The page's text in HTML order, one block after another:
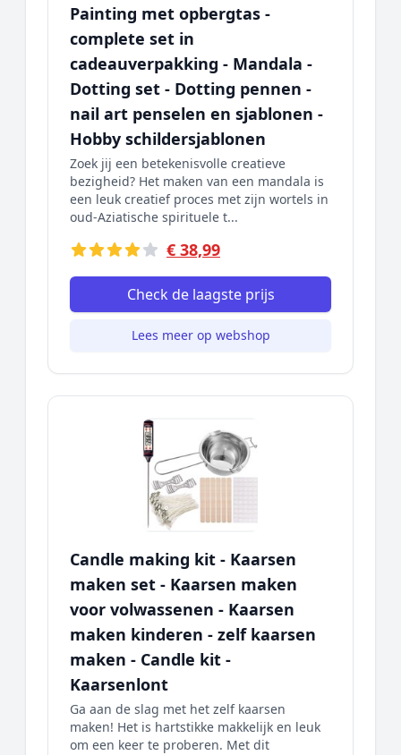
Painting met opbergtas -
complete set in
cadeauverpakking - Mandala -
Dotting set - Dotting pennen -
nail art penselen en sjablonen -
Hobby schildersjablonen
Zoek jij een betekenisvolle creatieve
bezigheid? Het maken van een mandala is
een leuk creatief proces met zijn wortels in
oud-Aziatische spirituele t...
€ 38,99
Check de laagste prijs
Lees meer op webshop
Candle making kit - Kaarsen
maken set - Kaarsen maken
voor volwassenen - Kaarsen
maken kinderen - zelf kaarsen
maken - Candle kit -
Kaarsenlont
Ga aan de slag met het zelf kaarsen
maken! Het is hartstikke makkelijk en leuk
om een keer te proberen. Met dit